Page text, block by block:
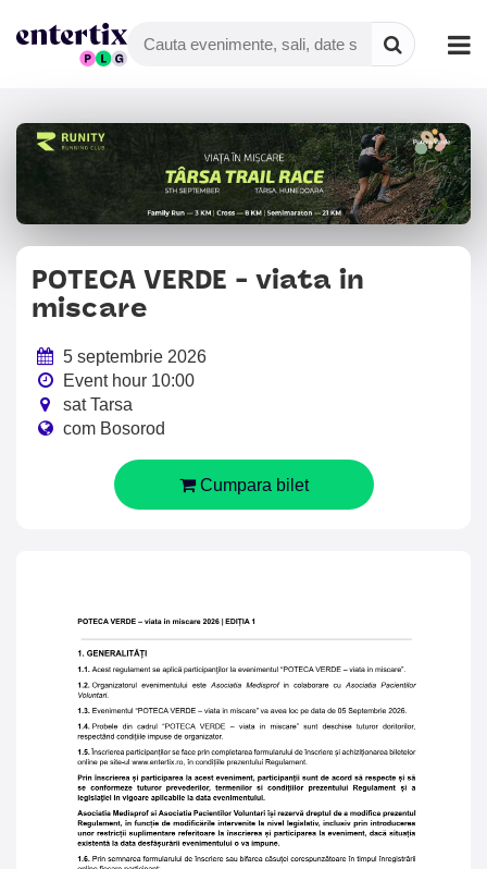
POTECA VERDE - viata in
miscare
5 septembrie 2026
Event hour 10:00
sat Tarsa
com Bosorod
Cumpara bilet